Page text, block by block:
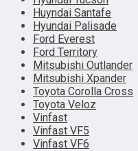
Huyndai Santafe
Hyundai Palisade
Ford Everest
Ford Territory
Mitsubishi Outlander
Mitsubishi Xpander
Toyota Corolla Cross
Toyota Veloz
Vinfast
Vinfast VF5
Vinfast VF6